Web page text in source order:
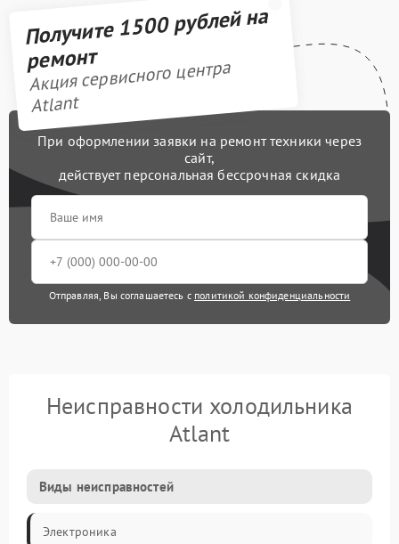
Получите 1500 рублей на
ремонт
Акция сервисного центра
Atlant
При оформлении заявки на ремонт техники через
сайт,
действует персональная бессрочная скидка
Отправляя, Вы соглашаетесь с политикой конфиденциальности
Неисправности холодильника
Atlant
Виды неисправностей
Электроника